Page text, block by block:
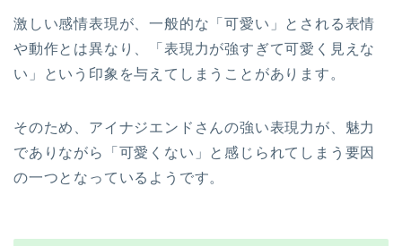
激しい感情表現が、一般的な「可愛い」とされる表情
や動作とは異なり、「表現力が強すぎて可愛く見えな
い」という印象を与えてしまうことがあります。
そのため、アイナジエンドさんの強い表現力が、魅力
でありながら「可愛くない」と感じられてしまう要因
の一つとなっているようです。